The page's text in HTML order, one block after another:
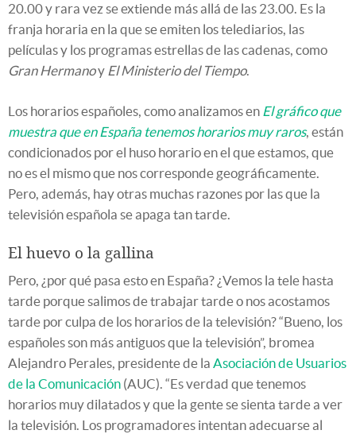
20.00 y rara vez se extiende más allá de las 23.00. Es la
franja horaria en la que se emiten los telediarios, las
películas y los programas estrellas de las cadenas, como
Gran Hermanoy El Ministerio del Tiempo.
Los horarios españoles, como analizamos en El gráfico que
muestra que en España tenemos horarios muy raros, están
condicionados por el huso horario en el que estamos, que
no es el mismo que nos corresponde geográficamente.
Pero, además, hay otras muchas razones por las que la
televisión española se apaga tan tarde.
El huevo o la gallina
Pero, ¿por qué pasa esto en España? ¿Vemos la tele hasta
tarde porque salimos de trabajar tarde o nos acostamos
tarde por culpa de los horarios de la televisión? “Bueno, los
españoles son más antiguos que la televisión”, bromea
Alejandro Perales, presidente de la Asociación de Usuarios
de la Comunicación (AUC). “Es verdad que tenemos
horarios muy dilatados y que la gente se sienta tarde a ver
la televisión. Los programadores intentan adecuarse al